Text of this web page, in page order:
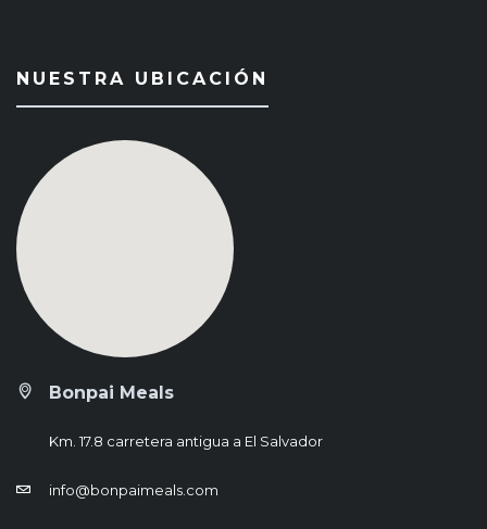
NUESTRA UBICACIÓN
Bonpai Meals
Km. 17.8 carretera antigua a El Salvador
info@bonpaimeals.com